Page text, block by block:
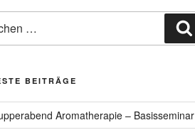
BEITRÄGE
Aromatherapie – Basisseminar